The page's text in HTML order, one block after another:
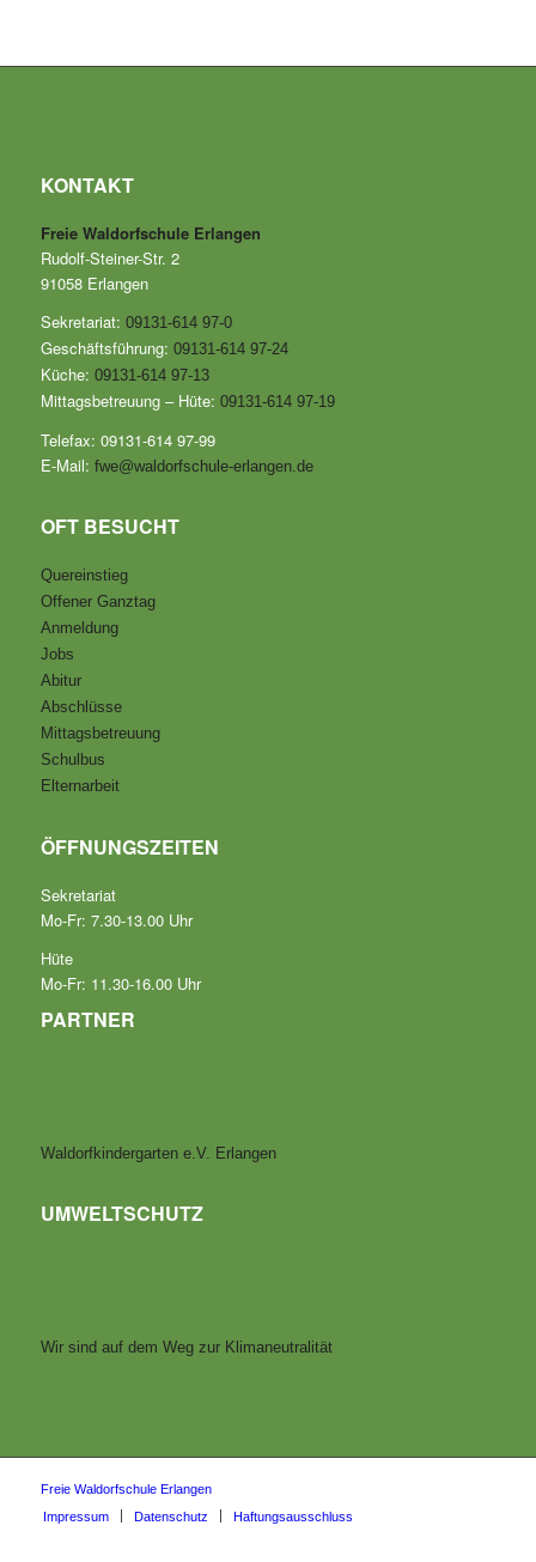
KONTAKT
Freie Waldorfschule Erlangen
Rudolf-Steiner-Str. 2
91058 Erlangen
Sekretariat: 09131-614 97-0
Geschäftsführung: 09131-614 97-24
Küche: 09131-614 97-13
Mittagsbetreuung – Hüte: 09131-614 97-19
Telefax: 09131-614 97-99
E-Mail: fwe@waldorfschule-erlangen.de
OFT BESUCHT
Quereinstieg
Offener Ganztag
Anmeldung
Jobs
Abitur
Abschlüsse
Mittagsbetreuung
Schulbus
Elternarbeit
ÖFFNUNGSZEITEN
Sekretariat
Mo-Fr: 7.30-13.00 Uhr
Hüte
Mo-Fr: 11.30-16.00 Uhr
PARTNER
Waldorfkindergarten e.V. Erlangen
UMWELTSCHUTZ
Wir sind auf dem Weg zur Klimaneutralität
Freie Waldorfschule Erlangen
Impressum
Datenschutz Haftungsausschluss